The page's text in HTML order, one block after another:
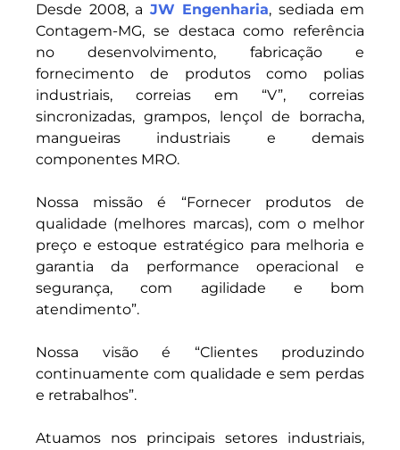
Desde 2008, a JW Engenharia, sediada em
Contagem-MG, se destaca como referência
no desenvolvimento, fabricação e
fornecimento de produtos como polias
industriais, correias em “V”, correias
sincronizadas, grampos, lençol de borracha,
mangueiras industriais e demais
componentes MRO.
Nossa missão é “Fornecer produtos de
qualidade (melhores marcas), com o melhor
preço e estoque estratégico para melhoria e
garantia da performance operacional e
segurança, com agilidade e bom
atendimento”.
Nossa visão é “Clientes produzindo
continuamente com qualidade e sem perdas
e retrabalhos”.
Atuamos nos principais setores industriais,